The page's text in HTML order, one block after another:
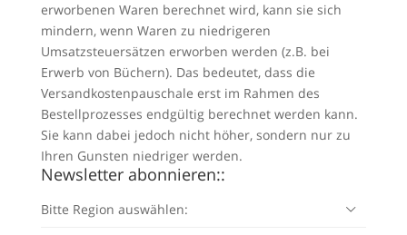
erworbenen Waren berechnet wird, kann sie sich
mindern, wenn Waren zu niedrigeren
Umsatzsteuersätzen erworben werden (z.B. bei
Erwerb von Büchern). Das bedeutet, dass die
Versandkostenpauschale erst im Rahmen des
Bestellprozesses endgültig berechnet werden kann.
Sie kann dabei jedoch nicht höher, sondern nur zu
Ihren Gunsten niedriger werden.
Newsletter abonnieren::
Bitte Region auswählen: